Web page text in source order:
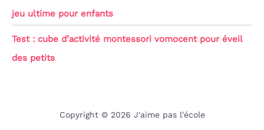
jeu ultime pour enfants
Test : cube d’activité montessori vomocent pour éveil
des petits
Copyright © 2026 J'aime pas l'école